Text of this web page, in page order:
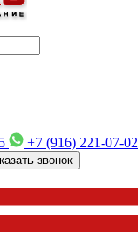
+7 (916) 221-07-02
звонок